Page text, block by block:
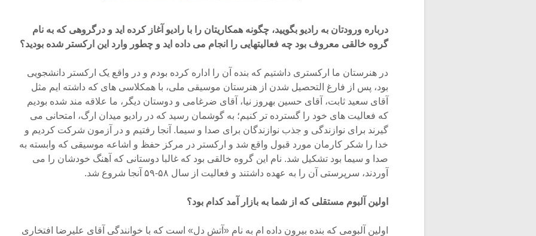
درباره ورودتان به رادیو بگویید، چگونه همکاریتان را با رادیو آغاز کرده اید و درگروهی که به نام
گروه خالقی معروف بود چه فعالیتهایی را انجام می داده اید و چطور وارد این ارکستر شده بودید؟
در هنرستان ما ارکستری داشتیم که بنده آن را اداره کرده بودم و در واقع یک ارکستر دانشجویی
بود، پس از فارغ التحصیل شدن از هنرستان موسیقی ملی، با همکلاسی های که داشته ایم مثل
آقای سعید ثابت، آقای حسین بهروز نیا، آقای ضرغامی و دوستان دیگر، ما علاقه مند شده بودیم
که فعالیت های خود را گسترده تر کنیم؛ به گوشمان رسید که در رادیو میدان ارگ، امتحانی می
گیرند برای نوازندگی و جذب نوازندگان برای صدا و سیما. آنجا رفتیم و در آزمون شرکت کردیم و
خدا را شکر کارمان مورد قبول واقع شد و ارکستر در مرکز حفظ و اشاعه موسیقی که وابسته به
صدا و سیما بود تشکیل شد. نام این گروه خالقی بود که غالبا دوستانی که آهنگ خودشان را می
آوردند، سرپرستی آن را به عهده داشتند و فعالیت از سال ۵۸-۵۹ آنجا شروع شد.
اولین آلبوم مستقلی که از شما به بازار آمد کدام بود؟
اولین آلبومی که بنده بیرون داده ام به نام «آتش دل» است که با خوانندگی آقای علیرضا افتخاری